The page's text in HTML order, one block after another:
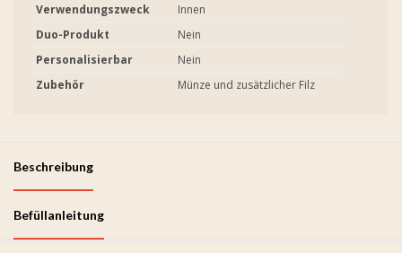
Verwendungszweck
Innen
Duo-Produkt
Nein
Personalisierbar
Nein
Zubehör
Münze und zusätzlicher Filz
Beschreibung
Befüllanleitung